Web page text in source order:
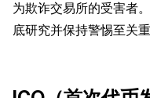
为欺诈交易所的受害者
底研究并保持警惕至关重